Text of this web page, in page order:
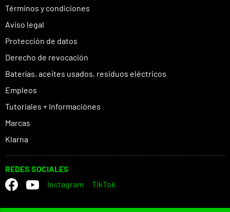
Términos y condiciones
Aviso legal
Protección de datos
Derecho de revocación
Baterías, aceites usados, residuos eléctricos
Empleos
Tutoriales + Informaciónes
Marcas
Klarna
REDES SOCIALES
Instagram
TikTok